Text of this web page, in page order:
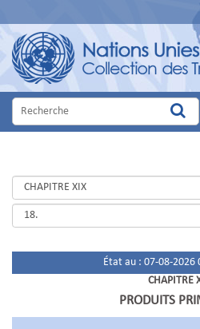
État au : 07-08-2026
CHAPITRE
PRODUITS